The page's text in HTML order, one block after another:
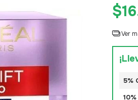
Ver
5%